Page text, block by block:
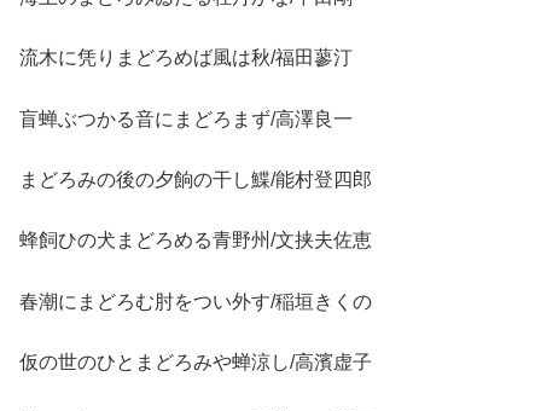
流木に凭りまどろめば風は秋/福田蓼汀
盲蝉ぶつかる音にまどろまず/高澤良一
まどろみの後の夕餉の干し鰈/能村登四郎
蜂飼ひの犬まどろめる青野州/文挟夫佐恵
春潮にまどろむ肘をつい外す/稲垣きくの
仮の世のひとまどろみや蝉涼し/高濱虚子